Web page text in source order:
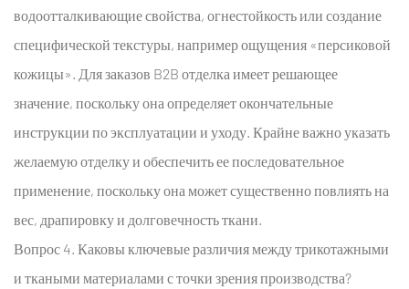
водоотталкивающие свойства, огнестойкость или создание
специфической текстуры, например ощущения «персиковой
кожицы». Для заказов B2B отделка имеет решающее
значение, поскольку она определяет окончательные
инструкции по эксплуатации и уходу. Крайне важно указать
желаемую отделку и обеспечить ее последовательное
применение, поскольку она может существенно повлиять на
вес, драпировку и долговечность ткани.
Вопрос 4. Каковы ключевые различия между трикотажными
и ткаными материалами с точки зрения производства?